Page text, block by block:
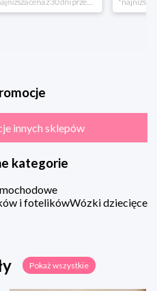
innych sklepów
kategorie
i fotelikówWózki dziecięce
Pokaż wszystkie